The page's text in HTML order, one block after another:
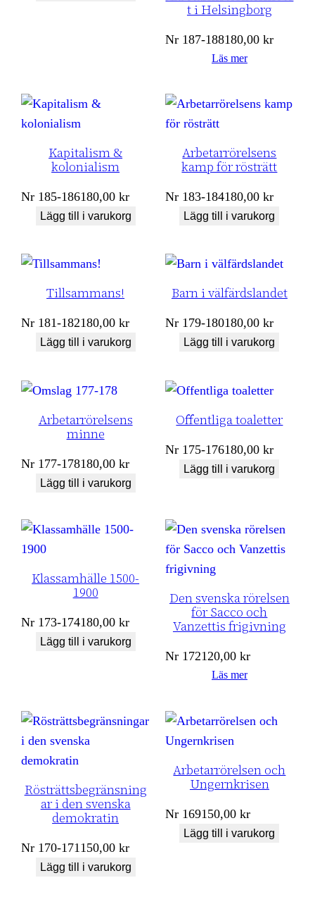
t i Helsingborg
Nr 187-188180,00kr
Läs mer
Kapitalism &
kolonialism
Nr 185-186180,00kr
Lägg till i varukorg
Arbetarrörelsens
kamp för rösträtt
Nr 183-184180,00kr
Lägg till i varukorg
Tillsammans!
Nr 181-182180,00kr
Lägg till i varukorg
Barn i välfärdslandet
Nr 179-180180,00kr
Lägg till i varukorg
Arbetarrörelsens
minne
Nr 177-178180,00kr
Lägg till i varukorg
Offentliga toaletter
Nr 175-176180,00kr
Lägg till i varukorg
Klassamhälle 1500-
1900
Nr 173-174180,00kr
Lägg till i varukorg
Den svenska rörelsen
för Sacco och
Vanzettis frigivning
Nr 172120,00kr
Läs mer
Rösträttsbegränsning
ar i den svenska
demokratin
Nr 170-171 150,00kr
Lägg till i varukorg
Arbetarrörelsen och
Ungernkrisen
Nr 169150,00kr
Lägg till i varukorg